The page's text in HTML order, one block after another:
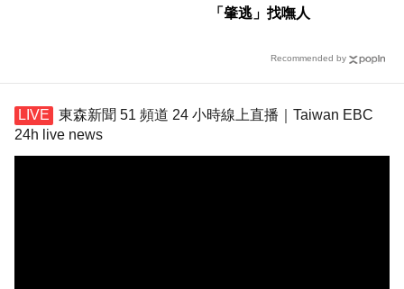
「肇逃」找嘸人
Recommended by
東森新聞 51 頻道 24 小時線上直播｜Taiwan EBC
24h live news